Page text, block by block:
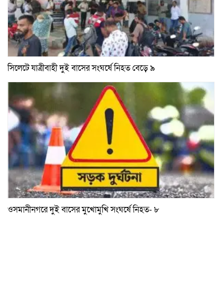
সিলেটে যাত্রীবাহী দুই বাসের সংঘর্ষে নিহত বেড়ে ৯
ওসমানীনগরে দুই বাসের মুখোমুখি সংঘর্ষে নিহত- ৮